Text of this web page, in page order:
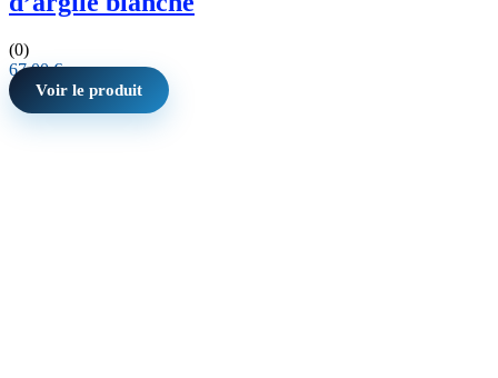
(0)
67,00€
Voir le produit